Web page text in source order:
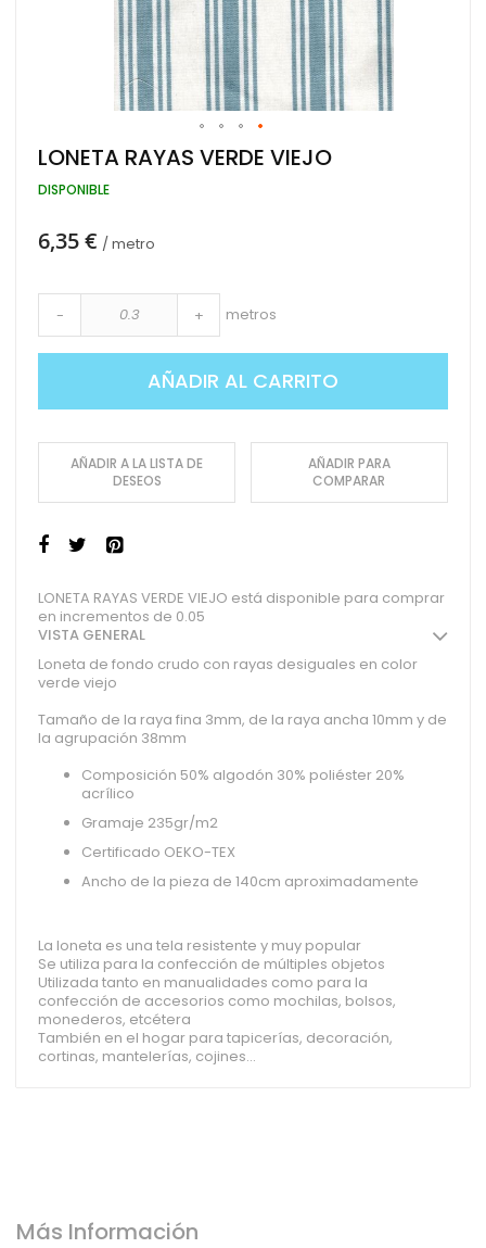
Saltar
al
comienzo
galería
LONETA RAYAS VERDE VIEJO
DISPONIBLE
6,35 € / metro
- + metros
AÑADIR AL CARRITO
AÑADIR A LA LISTA DE
DESEOS
AÑADIR PARA
COMPARAR
LONETA RAYAS VERDE VIEJO está disponible para comprar
en incrementos de 0.05
VISTA GENERAL
Loneta de fondo crudo con rayas desiguales en color
verde viejo
Tamaño de la raya fina 3mm, de la raya ancha 10mm y de
la agrupación 38mm
Composición 50% algodón 30% poliéster 20%
acrílico
Gramaje 235gr/m2
Certificado OEKO-TEX
Ancho de la pieza de 140cm aproximadamente
La loneta es una tela resistente y muy popular
Se utiliza para la confección de múltiples objetos
Utilizada tanto en manualidades como para la
confección de accesorios como mochilas, bolsos,
monederos, etcétera
También en el hogar para tapicerías, decoración,
cortinas, mantelerías, cojines...
Más Información